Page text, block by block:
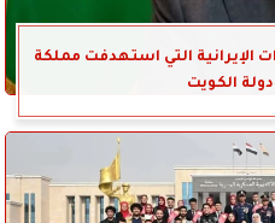
الإيرانية التي استهدفت مملكة
الكويت